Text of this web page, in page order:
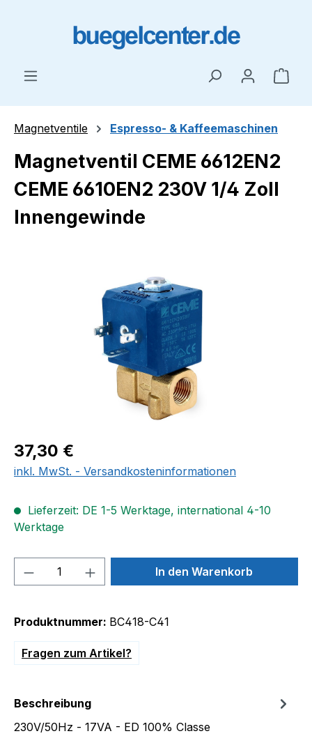
Magnetventile Espresso- & Kaffeemaschinen
Magnetventil CEME 6612EN2
CEME 6610EN2 230V 1/4 Zoll
Innengewinde
Bildergalerie überspringen
Regulärer Preis:
37,30 €
inkl. MwSt. - Versandkosteninformationen
Lieferzeit: DE 1-5 Werktage, international 4-10
Werktage
Produkt Anzahl: Gib denIn den Warenkorb
Produktnummer: BC418-C41
Fragen zum Artikel?
Beschreibung
230V/50Hz - 17VA - ED 100% Classe